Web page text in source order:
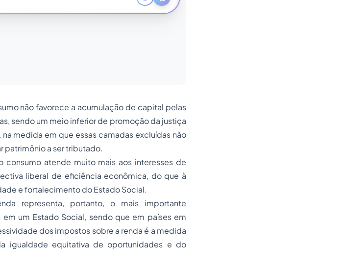
não favorece a acumulação de capital pelas
sendo um meio inferior de promoção da justiça
medida em que essas camadas excluídas não
patrimônio a ser tributado.
atende muito mais aos interesses de
liberal de eficiência econômica, do que à
e fortalecimento do Estado Social.
representa, portanto, o mais importante
um Estado Social, sendo que em países em
dos impostos sobre a renda é a medida
igualdade equitativa de oportunidades e do